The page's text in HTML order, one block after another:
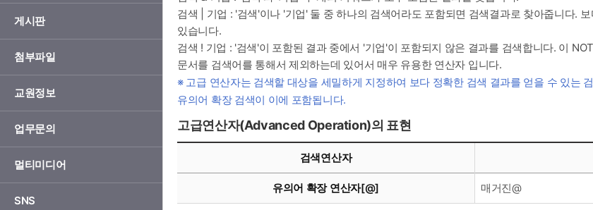
게시판
첨부파일
교원정보
업무문의
멀티미디어
SNS
검색 | 기업 : '검색'이나 '기업' 둘 중 하나의 검색어라도 포함되면 검색결과로 찾아줍니다.
있습니다.
검색 ! 기업 : '검색'이 포함된 결과 중에서 '기업'이 포함되지 않은 결과를 검색합니다. 이
문서를 검색어를 통해서 제외하는데 있어서 매우 유용한 연산자 입니다.
※ 고급 연산자는 검색할 대상을 세밀하게 지정하여 보다 정확한 검색 결과를 얻을 수 있는
유의어 확장 검색이 이에 포함됩니다.
고급연산자(Advanced Operation)의 표현
고급연산자(Advanced Operation)의 표현 안내
검색연산자
유의어 확장 연산자[@] 매거진@